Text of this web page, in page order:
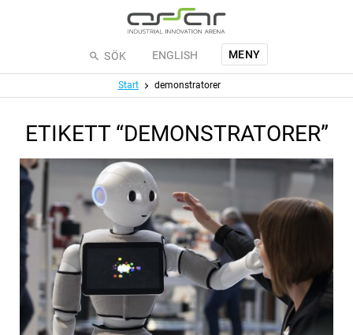
SÖK ENGLISH MENY
Meny Start demonstratorer
ETIKETT “DEMONSTRATORER”